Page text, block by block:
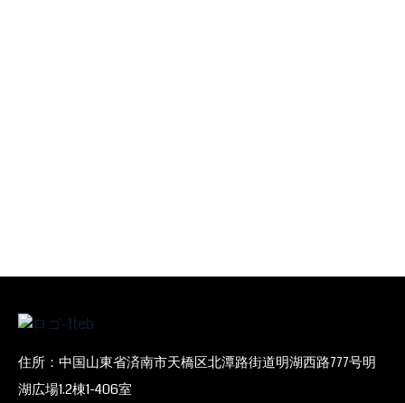
住所：中国山東省済南市天橋区北潭路街道明湖西路777号明
湖広場1.2棟1-406室